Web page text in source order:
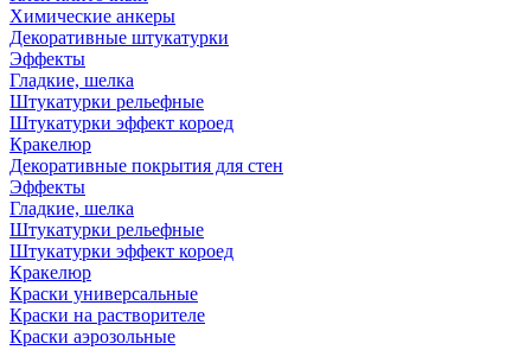
Химические анкеры
Декоративные штукатурки
Эффекты
Гладкие, шелка
Штукатурки рельефные
Штукатурки эффект короед
Кракелюр
Декоративные покрытия для стен
Эффекты
Гладкие, шелка
Штукатурки рельефные
Штукатурки эффект короед
Кракелюр
Краски универсальные
Краски на растворителе
Краски аэрозольные